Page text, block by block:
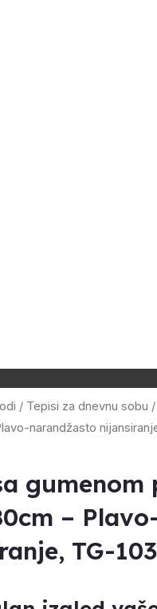
/ Tepisi za dnevnu sobu
narandžasto
gumenom
–
TG-